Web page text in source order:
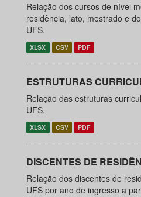
Relação dos cursos de nível
residência, lato, mestrado e
UFS.
XLSX CSV PDF
ESTRUTURAS
Relação das estruturas
UFS.
XLSX CSV PDF
DISCENTES DE
Relação dos discentes de
UFS por ano de ingresso a